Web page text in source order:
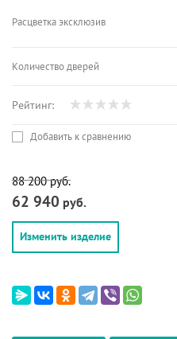
Расцветка эксклюзив
Количество дверей
Рейтинг:
Добавить к сравнению
88 200руб.
62 940 руб.
Изменить изделие